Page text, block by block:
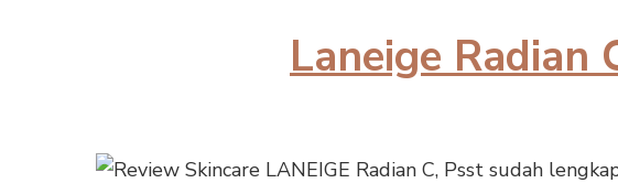
RADIAN
C
Laneige Radian